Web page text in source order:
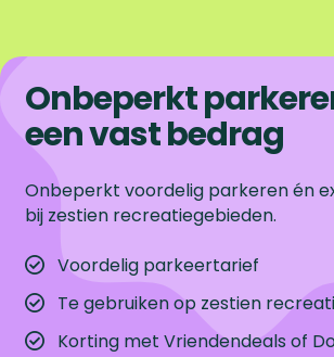
u
k
e
g
p
a
g
i
r
a
g
i
n
a
r
a
n
o
Onbeperkt
een vast bedrag
Onbeperkt voordelig parkeren én
bij zestien recreatiegebieden.
Voordelig parkeertarief
Te gebruiken op zestien
Korting met Vriendendeals of